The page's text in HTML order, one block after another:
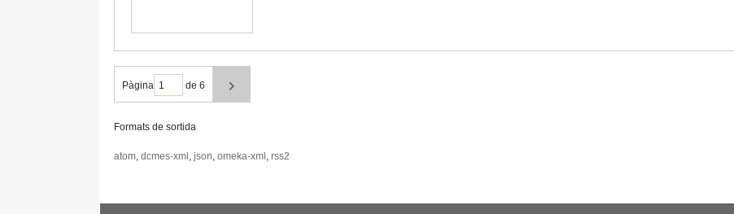
Pàgina de 6
Formats de sortida
atom, dcmes-xml , json, omeka-xml , rss2